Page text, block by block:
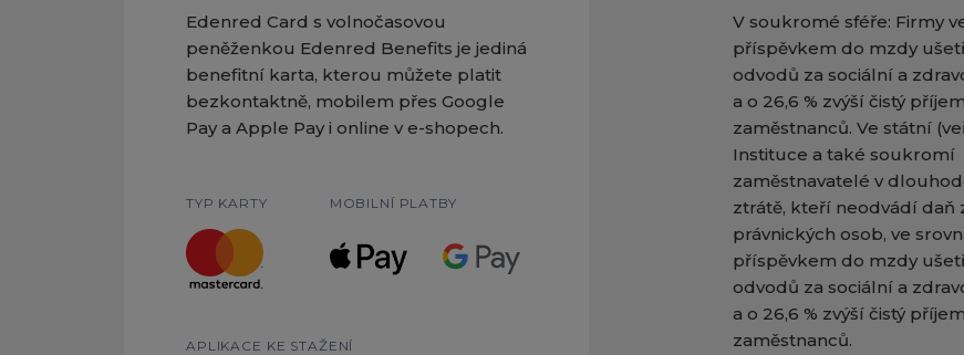
Edenred Card s volnočasovou
peněženkou Edenred Benefits je jediná
benefitní karta, kterou můžete platit
bezkontaktně, mobilem přes Google
Pay a Apple Pay i online v e-shopech.
TYP KARTY MOBILNÍ PLATBY
APLIKACE KE STAŽENÍ
V soukromé sféře:​ Firmy
příspěvkem do mzdy
odvodů za sociální a
a o 26,6 % zvýší čistý
zaměstnanců. Ve státní
Instituce a také soukromí
zaměstnavatelé v
ztrátě, kteří neodvádí daň
právnických osob, ve
příspěvkem do mzdy
odvodů za sociální a
a o 26,6 % zvýší čistý
zaměstnanců.​